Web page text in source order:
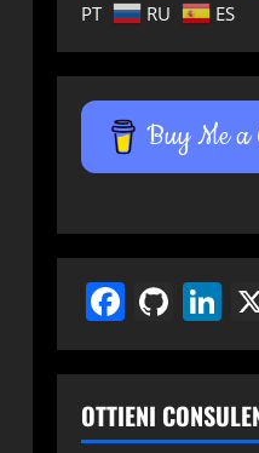
PT
RU ES
Buy Me a
OTTIENI